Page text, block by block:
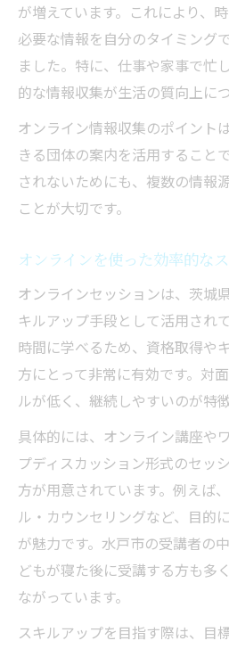
オンライン活用で充実す
オンラインでつなが
魅力
オンライン交流が生み
オンライン活用が地
る方法
オンラインで広がる
オンラインを使った情
安心して使えるオンライン
オンラインセッショ
オンラインで安全な
オンライン利用時の
オンラインセッション
知識
オンラインでトラブ
が増えています。これにより、
必要な情報を自分のタイミング
ました。特に、仕事や家事で忙
的な情報収集が生活の質向上に
オンライン情報収集のポイント
きる団体の案内を活用すること
されないためにも、複数の情報
ことが大切です。
オンラインを使った効率的な
オンラインセッションは、茨城
キルアップ手段として活用され
時間に学べるため、資格取得や
方にとって非常に有効です。対
ルが低く、継続しやすいのが特徴
具体的には、オンライン講座や
プディスカッション形式のセッ
方が用意されています。例えば
ル・カウンセリングなど、目的
が魅力です。水戸市の受講者の
どもが寝た後に受講する方も多
ながっています。
スキルアップを目指す際は、目